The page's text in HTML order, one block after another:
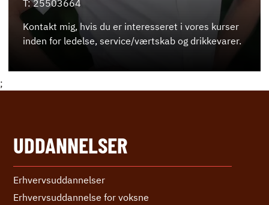
T: 25503664
Kontakt mig, hvis du er interesseret i vores kurser
inden for ledelse, service/værtskab og drikkevarer.
;
UDDANNELSER
Erhvervs­uddannelser
Erhvervs­uddannelse ­for voksne